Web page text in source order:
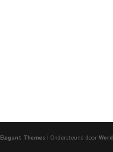
Elegant Themes| Ondersteund door